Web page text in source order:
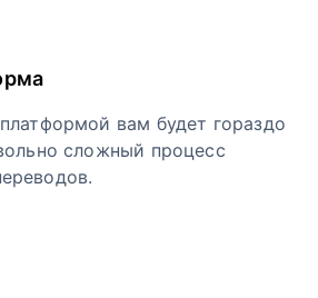
вам будет гораздо
сложный процесс